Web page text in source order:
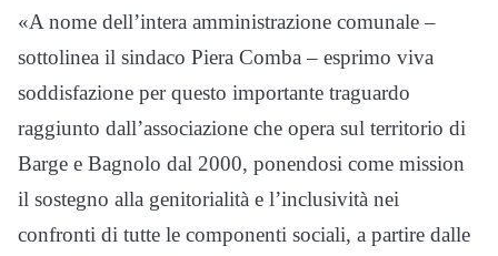
«A nome dell’intera amministrazione comunale –
sottolinea il sindaco Piera Comba – esprimo viva
soddisfazione per questo importante traguardo
raggiunto dall’associazione che opera sul territorio di
Barge e Bagnolo dal 2000, ponendosi come mission
il sostegno alla genitorialità e l’inclusività nei
confronti di tutte le componenti sociali, a partire dalle